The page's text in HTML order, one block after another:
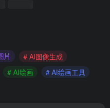
片
# AI图像生成
# AI绘画
# AI绘画工具